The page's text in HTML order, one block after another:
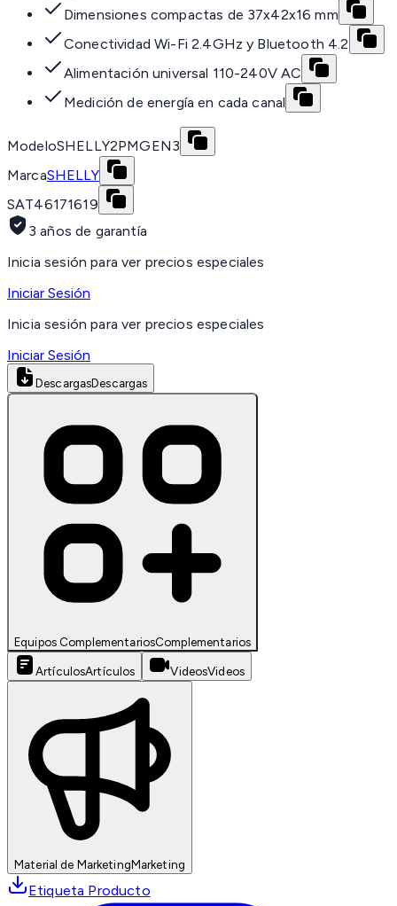
Dimensiones compactas de 37x42x16 mm
Conectividad Wi-Fi 2.4GHz y Bluetooth 4.2
Alimentación universal 110-240V AC
Medición de energía en cada canal
ModeloSHELLY2PMGEN3
MarcaSHELLY
SAT46171619
3 años de garantía
Inicia sesión para ver precios especiales
Iniciar Sesión
Inicia sesión para ver precios especiales
Iniciar Sesión
DescargasDescargas
Equipos ComplementariosComplementarios
ArtículosArtículos VideosVideos
Material de MarketingMarketing
Etiqueta Producto